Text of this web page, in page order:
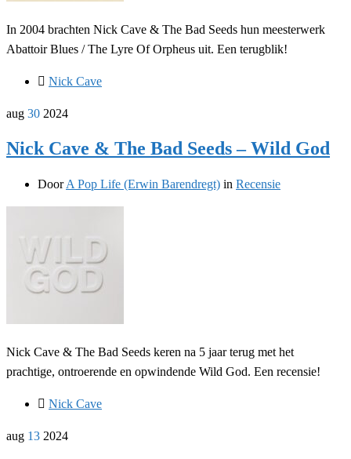
In 2004 brachten Nick Cave & The Bad Seeds hun meesterwerk
Abattoir Blues / The Lyre Of Orpheus uit. Een terugblik!
Nick Cave
aug 30 2024
Nick Cave & The Bad Seeds – Wild God
DoorA Pop Life (Erwin Barendregt) in Recensie
Nick Cave & The Bad Seeds keren na 5 jaar terug met het
prachtige, ontroerende en opwindende Wild God. Een recensie!
Nick Cave
aug 13 2024